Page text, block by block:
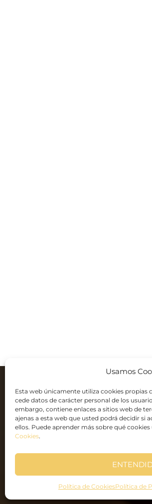
Usamos
Esta web únicamente utiliza cookies propias
cede datos de carácter personal de los
embargo, contiene enlaces a sitios web de
ajenas a esta web que usted podrá decidir si
ellos. Puede aprender más sobre qué
Cookies.
Política de CookiesPolítica de